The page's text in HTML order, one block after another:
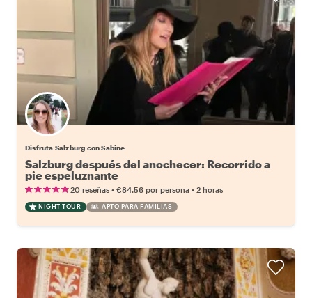
Disfruta Salzburg con Sabine
Salzburg después del anochecer: Recorrido a
pie espeluznante
20 reseñas • €84.56 por persona • 2 horas
NIGHT TOUR APTO PARA FAMILIAS